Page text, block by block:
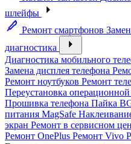
шлейфы
Ремонт смартфонов
диагностика
Диагностика мобильного
Замена дисплея телефона
Ремонт ноутбуков Ремонт
Переустановка
Прошивка телефона Пайка
питания MagSafe
экран Ремонт в сервисном
Ремонт OnePlus Ремонт Vivo